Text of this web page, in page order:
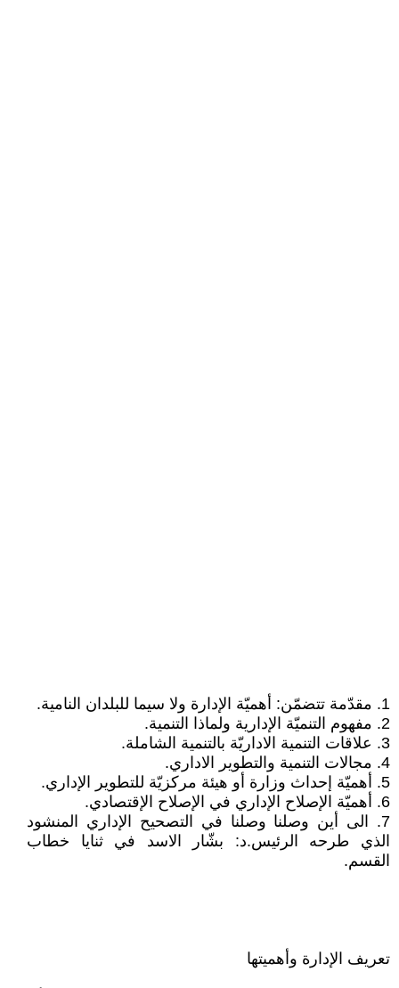
1. مقدّمة تتضمّن: أهميّة الإدارة ولا سيما للبلدان النامية.
2. مفهوم التنميّة الإدارية ولماذا التنمية.
3. علاقات التنمية الاداريّة بالتنمية الشاملة.
4. مجالات التنمية والتطوير الاداري.
5. أهميّة إحداث وزارة أو هيئة مركزيّة للتطوير الإداري.
6. أهميّة الإصلاح الإداري في الإصلاح الإقتصادي.
7. الى أين وصلنا وصلنا في التصحيح الإداري المنشود
الذي طرحه الرئيس.د: بشّار الاسد في ثنايا خطاب
القسم.
تعريف الإدارة وأهميتها